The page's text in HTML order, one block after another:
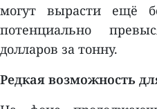
могут вырасти ещё
потенциально
долларов за тонну.
Редкая возможность